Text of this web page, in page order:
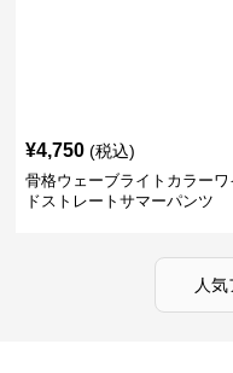
¥4,750 (税込)
骨格ウェーブライトカラーワ
ドストレートサマーパンツ
人